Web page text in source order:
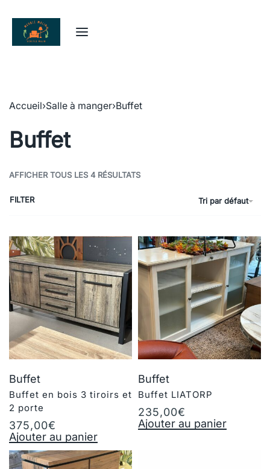
Accueil›Salle à manger›Buffet
Buffet
AFFICHER TOUS LES 4 RÉSULTATS
Tri par défaut
FILTER
Buffet
Buffet en bois 3 tiroirs et
2 porte
375,00€
Ajouter au panier
Buffet
Buffet LIATORP
235,00€
Ajouter au panier